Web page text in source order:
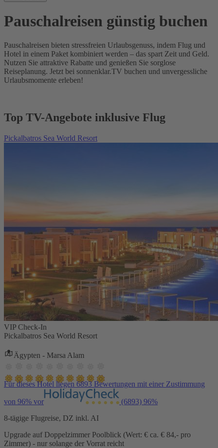
Pauschalreisen günstig buchen
Pauschalreisen bieten stressfreien Urlaubsgenuss, indem Flug und
Hotel in einem Paket kombiniert werden – das spart Zeit und Geld.
Nutzen Sie attraktive Rabatte und genießen Sie sorglose
Reiseplanung. Jetzt bei sonnenklar.TV buchen und unvergessliche
Urlaubsmomente erleben!
Top TV-Angebote inklusive Flug
Pickalbatros Sea World Resort
VIP Check-In
Pickalbatros Sea World Resort
Ägypten - Marsa Alam
Für dieses Hotel liegen 6893 Bewertungen mit einer Zustimmung
von 96% vor (6893) 96%
8-tägige Flugreise, DZ inkl. AI
Upgrade auf Doppelzimmer Poolblick (Wert: € ca. € 84,- pro
Zimmer) - nur solange der Vorrat reicht